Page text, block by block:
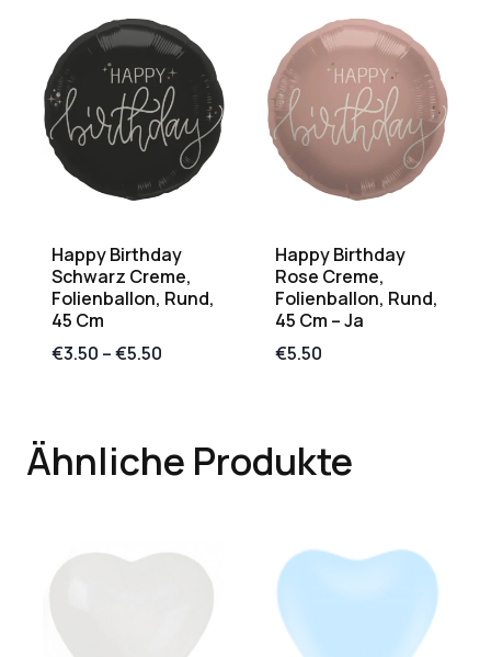
Happy Birthday
Schwarz Creme,
Folienballon, Rund,
45 Cm
€3.50 –€5.50
Happy Birthday
Rose Creme,
Folienballon, Rund,
45 Cm – Ja
€5.50
Ähnliche Produkte